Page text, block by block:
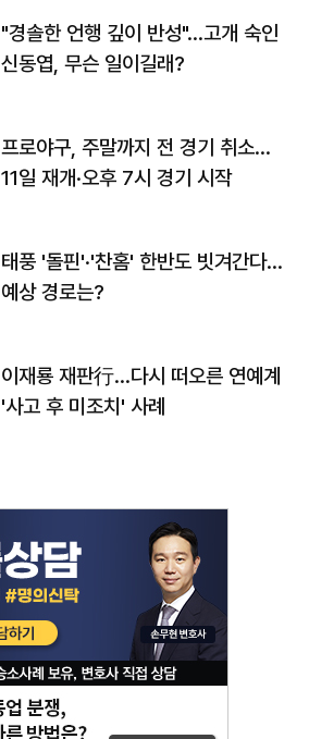
"경솔한 언행 깊이 반성"…고개 숙인
신동엽, 무슨 일이길래?
프로야구, 주말까지 전 경기 취소…
11일 재개·오후 7시 경기 시작
태풍 '돌핀'·'찬홈' 한반도 빗겨간다…
예상 경로는?
이재룡 재판行…다시 떠오른 연예계
'사고 후 미조치' 사례